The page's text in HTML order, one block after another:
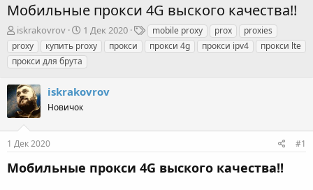
Мобильные прокси 4G выского качества!!
А
в
т
о
т
е
м
ы
iskrakovrov
Д
а
т
а
а
ч
л
1 Дек 2020
Т
е
г
mobile proxy prox
proxies
proxy
купить proxy прокси прокси 4g прокси ipv4
прокси lte
прокси для брута
iskrakovrov
Новичок
1 Дек 2020 #1
Мобильные прокси 4G выского качества!!